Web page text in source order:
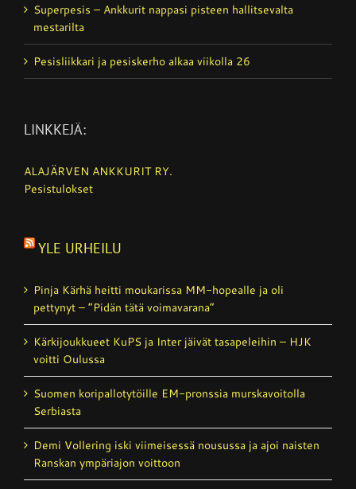
Superpesis – Ankkurit nappasi pisteen hallitsevalta
mestarilta
Pesisliikkari ja pesiskerho alkaa viikolla 26
LINKKEJÄ:
ALAJÄRVEN ANKKURIT RY.
Pesistulokset
YLE URHEILU
Pinja Kärhä heitti moukarissa MM-hopealle ja oli
pettynyt – ”Pidän tätä voimavarana”
Kärkijoukkueet KuPS ja Inter jäivät tasapeleihin – HJK
voitti Oulussa
Suomen koripallotytöille EM-pronssia murskavoitolla
Serbiasta
Demi Vollering iski viimeisessä nousussa ja ajoi naisten
Ranskan ympäriajon voittoon